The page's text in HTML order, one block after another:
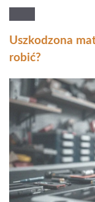
Uszkodzona
robić?